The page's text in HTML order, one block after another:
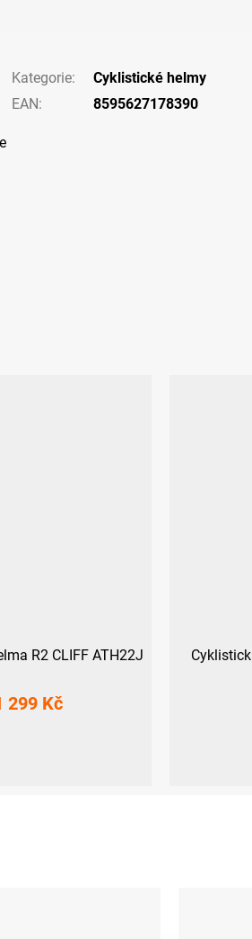
Kategorie:
Cyklistické helmy
EAN: 8595627178390
R2 CLIFF ATH22J
299 Kč